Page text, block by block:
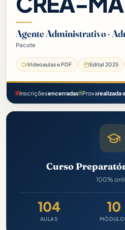
Agente Administrativo -
Pacote
Videoaulas e PDF Edital 2025
Inscriçõesencerradas Prova
Curso
100%
104
AULAS
10